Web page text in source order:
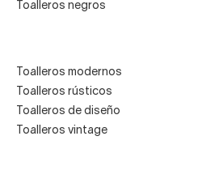
Toalleros negros
Toalleros modernos
Toalleros rústicos
Toalleros de diseño
Toalleros vintage